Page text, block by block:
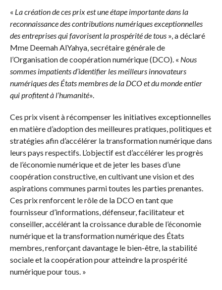
« La création de ces prix est une étape importante dans la
reconnaissance des contributions numériques exceptionnelles
des entreprises qui favorisent la prospérité de tous», a déclaré
Mme Deemah AlYahya, secrétaire générale de
l’Organisation de coopération numérique (DCO). « Nous
sommes impatients d’identifier les meilleurs innovateurs
numériques des États membres de la DCO et du monde entier
qui profitent à l’humanité».
Ces prix visent à récompenser les initiatives exceptionnelles
en matière d’adoption des meilleures pratiques, politiques et
stratégies afin d’accélérer la transformation numérique dans
leurs pays respectifs. L’objectif est d’accélérer les progrès
de l’économie numérique et de jeter les bases d’une
coopération constructive, en cultivant une vision et des
aspirations communes parmi toutes les parties prenantes.
Ces prix renforcent le rôle de la DCO en tant que
fournisseur d’informations, défenseur, facilitateur et
conseiller, accélérant la croissance durable de l’économie
numérique et la transformation numérique des États
membres, renforçant davantage le bien-être, la stabilité
sociale et la coopération pour atteindre la prospérité
numérique pour tous. »